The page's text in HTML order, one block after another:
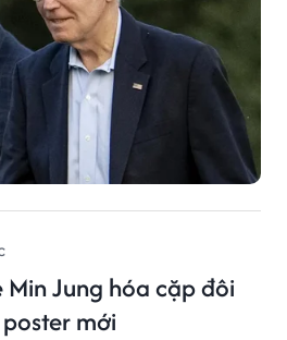
Min Jung hóa cặp đôi
mới